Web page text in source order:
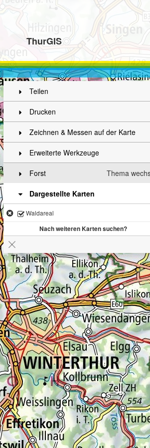
ThurGIS
Teilen
Drucken
Zeichnen & Messen auf der Karte
Erweiterte Werkzeuge
Thema
Forst
Dargestellte Karten
Waldareal
Nach weiteren Karten suchen?